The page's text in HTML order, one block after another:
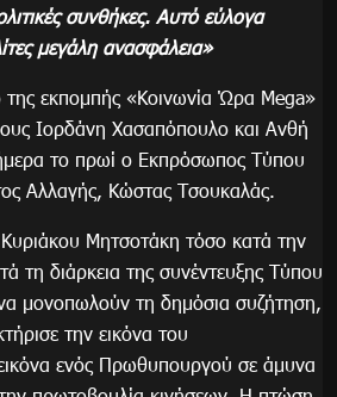
συνθήκες. Αυτό εύλογα
μεγάλη ανασφάλεια»
της εκπομπής «Κοινωνία Ώρα Mega»
Ιορδάνη Χασαπόπουλο και Ανθή
το πρωί ο Εκπρόσωπος Τύπου
Αλλαγής, Κώστας Τσουκαλάς.
Κυριάκου Μητσοτάκη τόσο κατά την
τη διάρκεια της συνέντευξης Τύπου
μονοπωλούν τη δημόσια συζήτηση,
την εικόνα του
ενός Πρωθυπουργού σε άμυνα